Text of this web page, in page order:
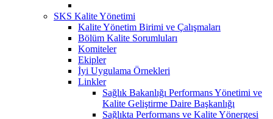
SKS Kalite Yönetimi
Kalite Yönetim Birimi ve Çalışmaları
Bölüm Kalite Sorumluları
Komiteler
Ekipler
İyi Uygulama Örnekleri
Linkler
Sağlık Bakanlığı Performans Yönetimi ve
Kalite Geliştirme Daire Başkanlığı
Sağlıkta Performans ve Kalite Yönergesi